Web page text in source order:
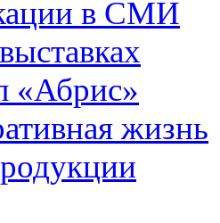
в СМИ
«Абрис»
жизнь